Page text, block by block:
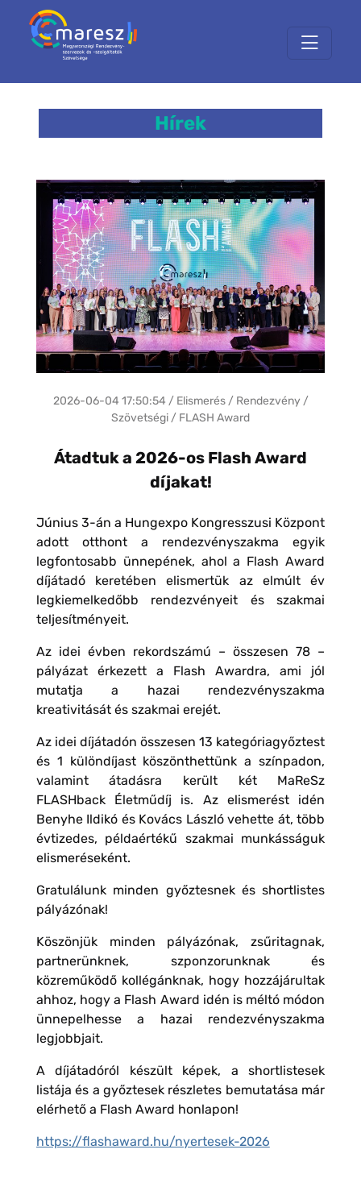
Hírek
2026-06-04 17:50:54 / Elismerés / Rendezvény /
Szövetségi / FLASH Award
Átadtuk a 2026-os Flash Award
díjakat!
Június 3-án a Hungexpo Kongresszusi Központ
adott otthont a rendezvényszakma egyik
legfontosabb ünnepének, ahol a Flash Award
díjátadó keretében elismertük az elmúlt év
legkiemelkedőbb rendezvényeit és szakmai
teljesítményeit.
Az idei évben rekordszámú – összesen 78 –
pályázat érkezett a Flash Awardra, ami jól
mutatja a hazai rendezvényszakma
kreativitását és szakmai erejét.
Az idei díjátadón összesen 13 kategóriagyőztest
és 1 különdíjast köszönthettünk a színpadon,
valamint átadásra került két MaReSz
FLASHback Életműdíj is. Az elismerést idén
Benyhe Ildikó és Kovács László vehette át, több
évtizedes, példaértékű szakmai munkásságuk
elismeréseként.
Gratulálunk minden győztesnek és shortlistes
pályázónak!
Köszönjük minden pályázónak, zsűritagnak,
partnerünknek, szponzorunknak és
közreműködő kollégánknak, hogy hozzájárultak
ahhoz, hogy a Flash Award idén is méltó módon
ünnepelhesse a hazai rendezvényszakma
legjobbjait.
A díjátadóról készült képek, a shortlistesek
listája és a győztesek részletes bemutatása már
elérhető a Flash Award honlapon!
https://flashaward.hu/nyertesek-2026